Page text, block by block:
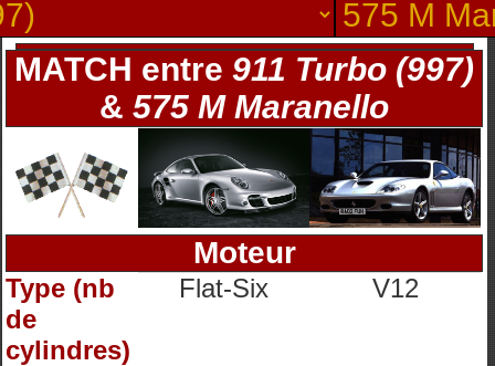
MATCH entre911 Turbo (997)
&575 M Maranello
Moteur
Type (nb
de
cylindres)
Flat-Six V12